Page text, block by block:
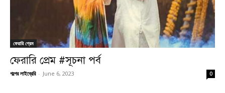
ফেরারি প্রেম
ফেরারি প্রেম #সূচনা পর্ব
গল্পের লাইব্রেরি - June 6, 2023 0